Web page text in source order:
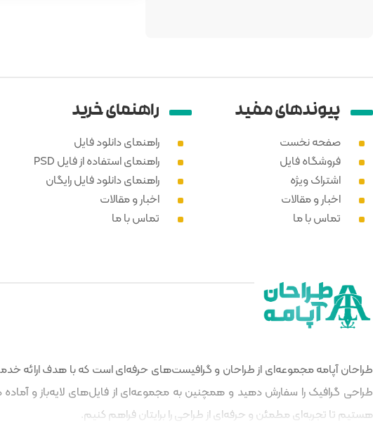
پیوند‌های مفید
صفحه نخست
فروشگاه فایل
اشتراک ویژه
اخبار و مقالات
تماس با ما
راهنمای خرید
راهنمای دانلود فایل
راهنمای استفاده از فایل PSD
راهنمای دانلود فایل رایگان
اخبار و مقالات
تماس با ما
طراحان آپامه مجموعه‌ای از طراحان و گرافیست‌های حرفه‌ای است که با هدف ارائه
طراحی گرافیک را سفارش دهید و همچنین به مجموعه‌ای از فایل‌های لایه‌باز و
هستیم تا تجربه‌ای مطمئن و حرفه‌ای از طراحی را برایتان فراهم کنیم.